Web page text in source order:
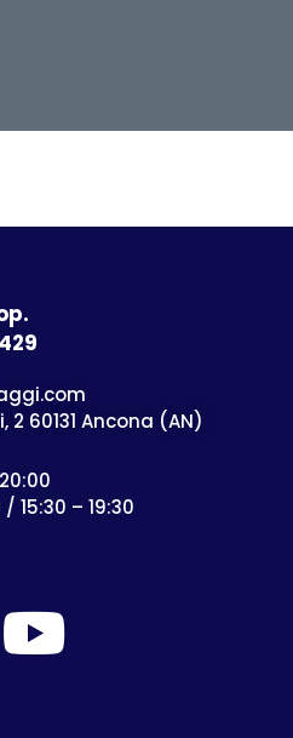
60131 Ancona (AN)
15:30 – 19:30